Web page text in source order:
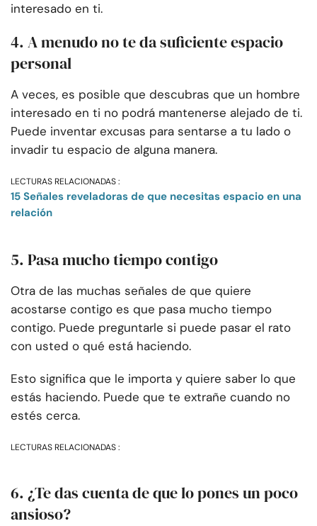
interesado en ti.
4. A menudo no te da suficiente espacio
personal
A veces, es posible que descubras que un hombre
interesado en ti no podrá mantenerse alejado de ti.
Puede inventar excusas para sentarse a tu lado o
invadir tu espacio de alguna manera.
LECTURAS RELACIONADAS :
15 Señales reveladoras de que necesitas espacio en una
relación
5. Pasa mucho tiempo contigo
Otra de las muchas señales de que quiere
acostarse contigo es que pasa mucho tiempo
contigo. Puede preguntarle si puede pasar el rato
con usted o qué está haciendo.
Esto significa que le importa y quiere saber lo que
estás haciendo. Puede que te extrañe cuando no
estés cerca.
LECTURAS RELACIONADAS :
6. ¿Te das cuenta de que lo pones un poco
ansioso?